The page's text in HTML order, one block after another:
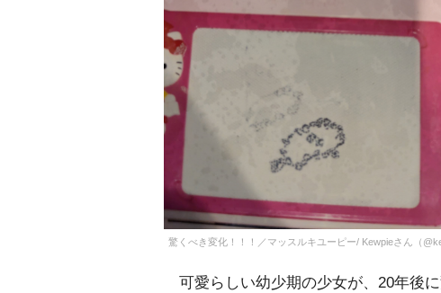
驚くべき変化！！！／マッスルキユーピー/ Kewpieさん（
可愛らしい幼少期の少女が、20年後